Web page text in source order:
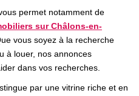
Nous
permet notamment de
sur Châlons-en-
vous soyez à la recherche
à louer, nos annonces
dans vos recherches.
par une vitrine riche et en